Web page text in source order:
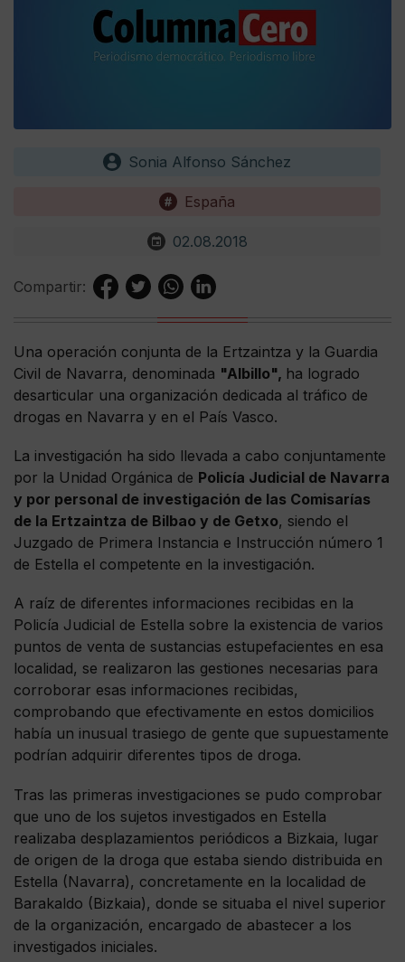
Sonia Alfonso Sánchez
España
02.08.2018
Compartir:
Una operación conjunta de la Ertzaintza y la Guardia
Civil de Navarra, denominada "Albillo", ha logrado
desarticular una organización dedicada al tráfico de
drogas en Navarra y en el País Vasco.
La investigación ha sido llevada a cabo conjuntamente
por la Unidad Orgánica de Policía Judicial de Navarra
y por personal de investigación de las Comisarías
de la Ertzaintza de Bilbao y de Getxo, siendo el
Juzgado de Primera Instancia e Instrucción número 1
de Estella el competente en la investigación.
A raíz de diferentes informaciones recibidas en la
Policía Judicial de Estella sobre la existencia de varios
puntos de venta de sustancias estupefacientes en esa
localidad, se realizaron las gestiones necesarias para
corroborar esas informaciones recibidas,
comprobando que efectivamente en estos domicilios
había un inusual trasiego de gente que supuestamente
podrían adquirir diferentes tipos de droga.
Tras las primeras investigaciones se pudo comprobar
que uno de los sujetos investigados en Estella
realizaba desplazamientos periódicos a Bizkaia, lugar
de origen de la droga que estaba siendo distribuida en
Estella (Navarra), concretamente en la localidad de
Barakaldo (Bizkaia), donde se situaba el nivel superior
de la organización, encargado de abastecer a los
investigados iniciales.